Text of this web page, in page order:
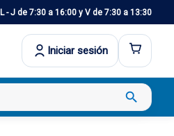
L - J de 7:30 a 16:00 y V de 7:30 a 13:30
Iniciar sesión
search